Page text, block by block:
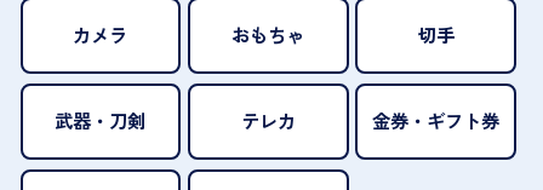
カメラ おもちゃ 切手
武器・刀剣 テレカ 金券・ギフト券